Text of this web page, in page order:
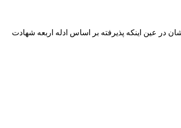
ایشان در عین اینکه پذیرفته بر اساس ادله اربعه شهادت